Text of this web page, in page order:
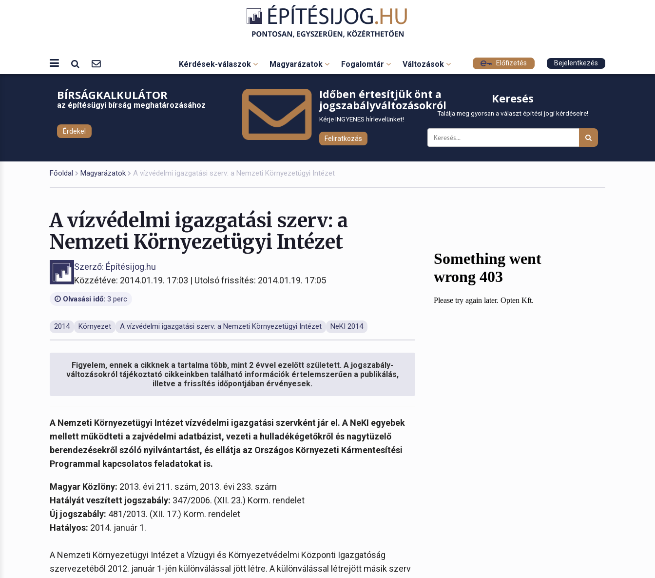
Kérdések-válaszok Magyarázatok Fogalomtár Változások Előfizetés Bejelentkezés
BÍRSÁGKALKULÁTOR
az építésügyi bírság meghatározásához
Érdekel
Időben értesítjük önt a
jogszabályváltozásokról
Kérje INGYENES hírlevelünket!
Feliratkozás
Keresés
Találja meg gyorsan a választ építési jogi kérdéseire!
Főoldal Magyarázatok A vízvédelmi igazgatási szerv: a Nemzeti Környezetügyi Intézet
A vízvédelmi igazgatási szerv: a
Nemzeti Környezetügyi Intézet
Szerző: Építésijog.hu
Közzétéve: 2014.01.19. 17:03 | Utolsó frissítés: 2014.01.19. 17:05
Olvasási idő: 3 perc
2014 Környezet A vízvédelmi igazgatási szerv: a Nemzeti Környezetügyi Intézet NeKI 2014
Figyelem, ennek a cikknek a tartalma több, mint 2 évvel ezelőtt született. A jogszabály-
változásokról tájékoztató cikkeinkben található információk értelemszerűen a publikálás,
illetve a frissítés időpontjában érvényesek.
A Nemzeti Környezetügyi Intézet vízvédelmi igazgatási szervként jár el. A NeKI egyebek
mellett működteti a zajvédelmi adatbázist, vezeti a hulladékégetőkről és nagytüzelő
berendezésekről szóló nyilvántartást, és ellátja az Országos Környezeti Kármentesítési
Programmal kapcsolatos feladatokat is.
Magyar Közlöny: 2013. évi 211. szám, 2013. évi 233. szám
Hatályát veszített jogszabály: 347/2006. (XII. 23.) Korm. rendelet
Új jogszabály: 481/2013. (XII. 17.) Korm. rendelet
Hatályos: 2014. január 1.
A Nemzeti Környezetügyi Intézet a Vízügyi és Környezetvédelmi Központi Igazgatóság
szervezetéből 2012. január 1-jén különválással jött létre. A különválással létrejött másik szerv